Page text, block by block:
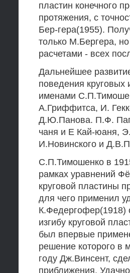
пластин конечного
протяжения, с
Бер-гера(1955).
только М.Бергера,
расчетами - всех
Дальнейшее
поведения круговых
именами
А.Гриффитса, И.
Д.Ю.Панова. П.Ф.
чаня и Е Кай-юаня,
И.Новинского и
С.П.Тимошенко в
рамках уравнений
круговой пластины
для чего применил
К.Федергофер(1918)
изгибу круговой
был впервые
решение которого в
году Дж.Винсент,
приближения.